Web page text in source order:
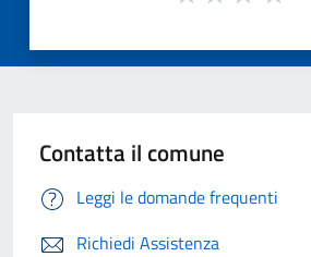
Contatta il comune
Leggi le domande frequenti
Richiedi Assistenza